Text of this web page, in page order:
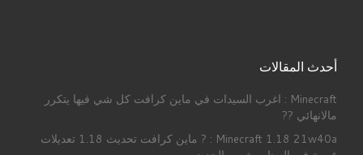
أحدث المقالات
Minecraft : اغرب السيدات في ماين كرافت كل شي فيها يتكرر
مالانهائي ??
Minecraft 1.18 21w40a : ? ماين كرافت تحديث 1.18 تعديلات